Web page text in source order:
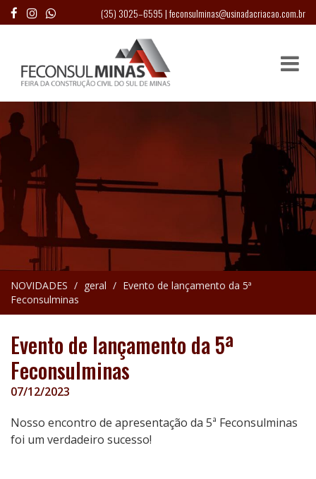
(35) 3025–6595|feconsulminas@usinadacriacao.com.br
NOVIDADES geral
Evento de lançamento da 5ª
Feconsulminas
Evento de lançamento da 5ª
Feconsulminas
07/12/2023
Nosso encontro de apresentação da 5ª Feconsulminas
foi um verdadeiro sucesso!